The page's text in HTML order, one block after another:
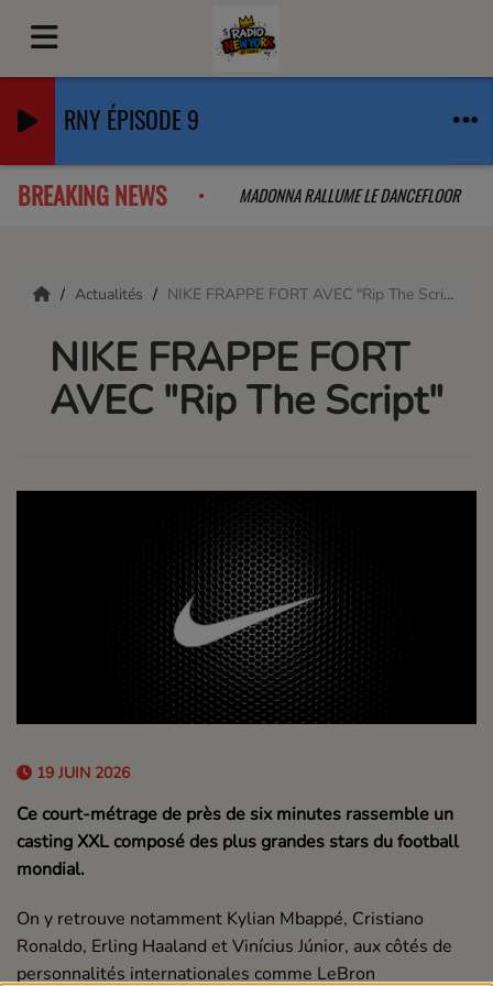
RNY ÉPISODE 9
BREAKING NEWS
QUE L'ON A PAS VU VENIR MADONNA RALLUME LE DANCEFLOOR
Actualités NIKE FRAPPE FORT AVEC "Rip The Script"
NIKE FRAPPE FORT
AVEC "Rip The Script"
19 JUIN 2026
Ce court-métrage de près de six minutes rassemble un
casting XXL composé des plus grandes stars du football
mondial.
On y retrouve notamment Kylian Mbappé, Cristiano
Ronaldo, Erling Haaland etVinícius Júnior, aux côtés de
personnalités internationales comme LeBron